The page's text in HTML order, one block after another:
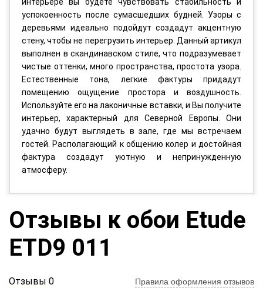
интерьере вы будете чувствовать стабильность и
успокоенность после сумасшедших будней. Узоры с
деревьями идеально подойдут создадут акцентную
стену, чтобы не перегрузить интерьер. Данный артикул
выполнен в скандинавском стиле, что подразумевает
чистые оттенки, много пространства, простота узора.
Естественные тона, легкие фактуры придадут
помещению ощущение простора и воздушность.
Используйте его на лаконичные вставки, и Вы получите
интерьер, характерный для Северной Европы. Они
удачно будут выглядеть в зале, где мы встречаем
гостей. Располагающий к общению колер и достойная
фактура создадут уютную и непринужденную
атмосферу.
Отзывы к обои Etude
ETD9 011
Отзывы 0 Правила оформления отзывов